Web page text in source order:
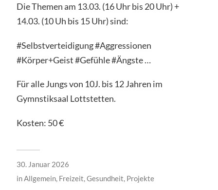
Die Themen am 13.03. (16 Uhr bis 20 Uhr) +
14.03. (10 Uh bis 15 Uhr) sind:
#Selbstverteidigung #Aggressionen
#Körper+Geist #Gefühle #Ängste …
Für alle Jungs von 10J. bis 12 Jahren im
Gymnstiksaal Lottstetten.
Kosten: 50 €
30. Januar 2026
inAllgemein, Freizeit,Gesundheit, Projekte